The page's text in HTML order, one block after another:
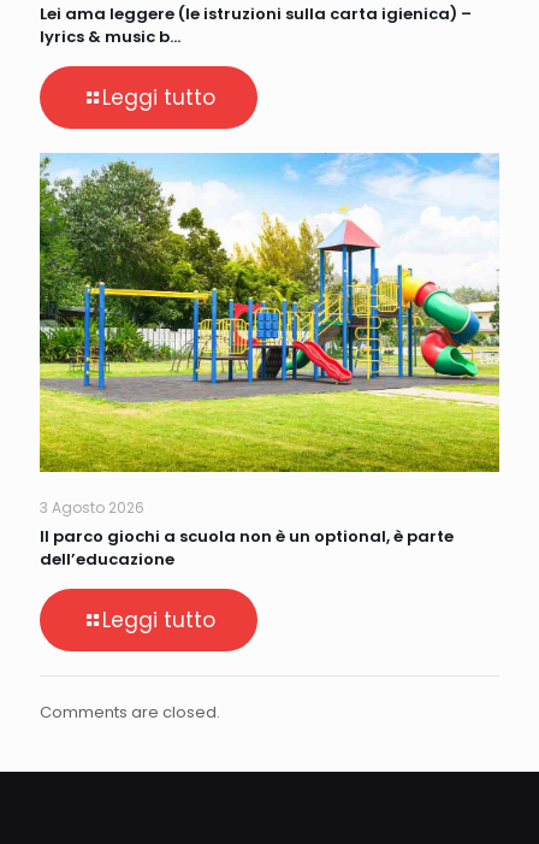
Lei ama leggere (le istruzioni sulla carta igienica) –
lyrics & music b…
Leggi tutto
3 Agosto 2026
Il parco giochi a scuola non è un optional, è parte
dell’educazione
Leggi tutto
Comments are closed.